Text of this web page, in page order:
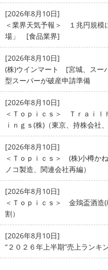
[2026年8月10日]
＜業界天気予報＞ １兆円規模
場」 [食品業界]
[2026年8月10日]
(株)ウインマート [宮城、スー
型スーパーが破産申請準備
[2026年8月10日]
＜Ｔｏｐｉｃｓ＞ Ｔｒａｉｌ
ｉｎｇｓ(株)（東京、持株会社
[2026年8月10日]
＜Ｔｏｐｉｃｓ＞ (株)小樽か
ノコ製造、関連会社再編）
[2026年8月10日]
＜Ｔｏｐｉｃｓ＞ 金鵄盃酒造
割）
[2026年8月10日]
“２０２６年上半期”売上ランキ